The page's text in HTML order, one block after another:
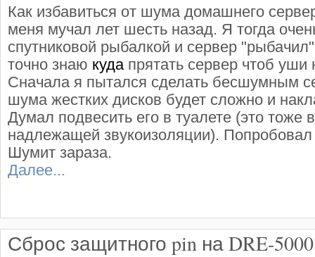
Как избавиться от шума домашнего
меня мучал лет шесть назад. Я тогда
спутниковой рыбалкой и сервер
точно знаю кудапрятать сервер чтоб уши
Сначала я пытался сделать бесшумным
шума жестких дисков будет сложно и
Думал подвесить его в туалете (это тоже
надлежащей звукоизоляции).
Шумит зараза.
Далее...
Сброс защитного pin на DRE-5000